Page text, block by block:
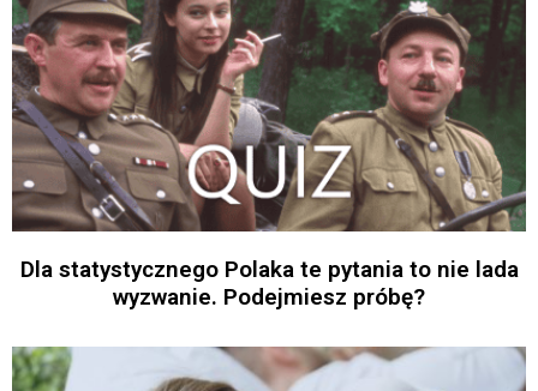
Dla statystycznego Polaka te pytania to nie lada
wyzwanie. Podejmiesz próbę?